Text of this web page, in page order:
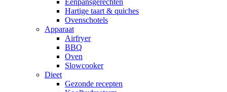
Eenpansgerechten
Hartige taart & quiches
Ovenschotels
Apparaat
Airfryer
BBQ
Oven
Slowcooker
Dieet
Gezonde recepten